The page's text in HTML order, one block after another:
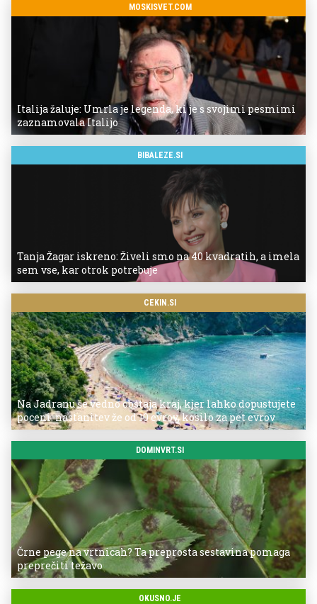
MOSKISVET.COM
Italija žaluje: Umrla je legenda, ki je s svojimi pesmimi
zaznamovala Italijo
BIBALEZE.SI
Tanja Žagar iskreno: Živeli smo na 40 kvadratih, a imela
sem vse, kar otrok potrebuje
CEKIN.SI
Na Jadranu še vedno obstaja kraj, kjer lahko dopustujete
poceni: nastanitev že od 10 evrov, kosilo za pet evrov
DOMINVRT.SI
Črne pege na vrtnicah? Ta preprosta sestavina pomaga
preprečiti težavo
OKUSNO.JE